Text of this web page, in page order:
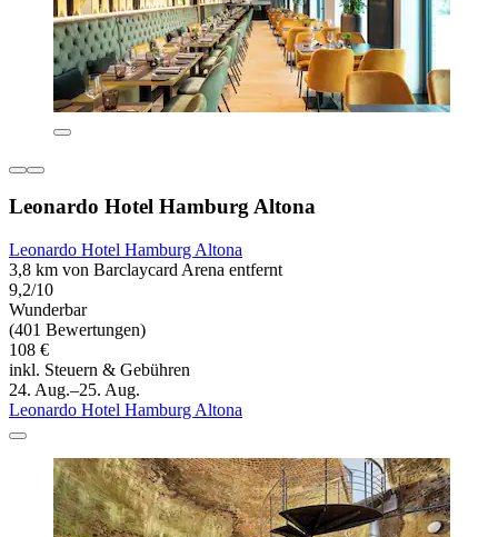
Leonardo Hotel Hamburg Altona
Leonardo Hotel Hamburg Altona
3,8 km von Barclaycard Arena entfernt
9,2/10
Wunderbar
(401 Bewertungen)
108 €
inkl. Steuern & Gebühren
24. Aug.–25. Aug.
Leonardo Hotel Hamburg Altona